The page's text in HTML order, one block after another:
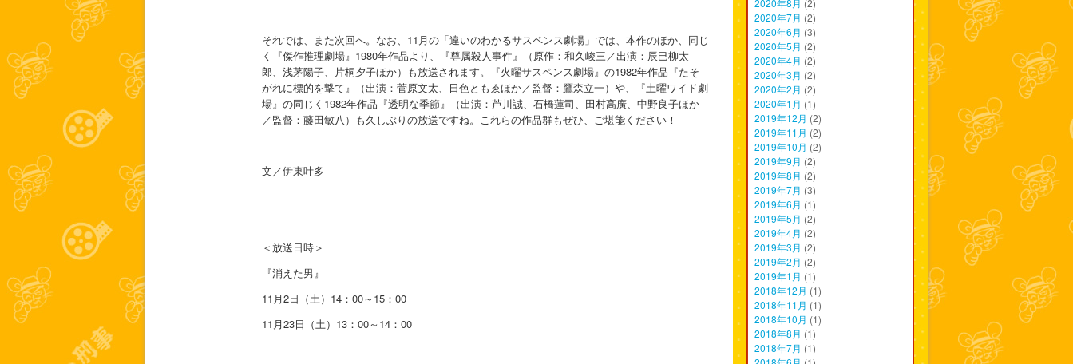
それでは、また次回へ。なお、11月の「違いのわかるサスペンス劇場」では、本作のほか、同じ
く『傑作推理劇場』1980年作品より、『尊属殺人事件』（原作：和久峻三／出演：辰巳柳太
郎、浅茅陽子、片桐夕子ほか）も放送されます。『火曜サスペンス劇場』の1982年作品『たそ
がれに標的を撃て』（出演：菅原文太、日色ともゑほか／監督：鷹森立一）や、『土曜ワイド劇
場』の同じく1982年作品『透明な季節』（出演：芦川誠、石橋蓮司、田村高廣、中野良子ほか
／監督：藤田敏八）も久しぶりの放送ですね。これらの作品群もぜひ、ご堪能ください！
文／伊東叶多
＜放送日時＞
『消えた男』
11月2日（土）14：00～15：00
11月23日（土）13：00～14：00
2020年8月 (2)
2020年7月 (2)
2020年6月 (3)
2020年5月 (2)
2020年4月 (2)
2020年3月 (2)
2020年2月 (2)
2020年1月 (1)
2019年12月 (2)
2019年11月 (2)
2019年10月 (2)
2019年9月 (2)
2019年8月 (2)
2019年7月 (3)
2019年6月 (1)
2019年5月 (2)
2019年4月 (2)
2019年3月 (2)
2019年2月 (2)
2019年1月 (1)
2018年12月 (1)
2018年11月 (1)
2018年10月 (1)
2018年8月 (1)
2018年7月 (1)